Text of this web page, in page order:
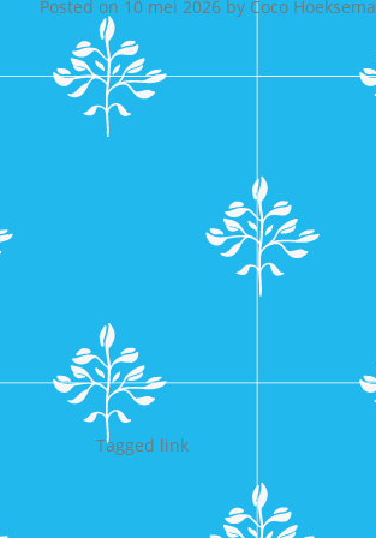
Posted on 10 mei 2026by Coco Hoeksema
Tagged link